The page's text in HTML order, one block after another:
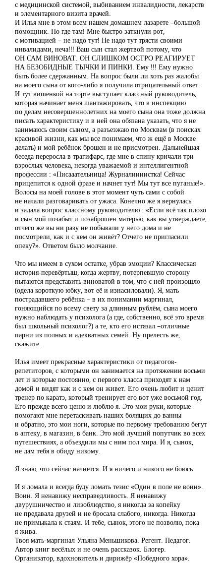
с медицинской системой, выбиванием инвалидности, лекарств
и элементарного визита врачей.
И Илья мне в этом всем нашем домашнем лазарете –большой
помощник. Но где там! Мне быстро заткнули рот,
с мотивацией – не надо тут! Не надо тут трясти своими
инвалидами, неча!!! Ваш сын стал жертвой потому, что
ОН САМ ВИНОВАТ. ОН СЛИШКОМ ОСТРО РЕАГИРУЕТ
НА БЕЗОБИДНЫЕ ТЫЧКИ И ПИНКИ. Ему !!! Ему нужно
быть более сдержанным. На вопрос были ли хоть раз жалобы
на моего сына от кого-либо я получила отрицательный ответ.
И тут вишенкой на торте выступает классный руководитель,
которая начинает меня шантажировать, что в инспекцию
по делам несовершеннолетних на моего сына она тоже должна
писать характеристику и в ней она обязана указать, что я не
занимаюсь своим сыном, а разъезжаю по Москвам (в поисках
красивой жизни, как мы все понимаем, что ж ещё в Москве
делать) и мой ребёнок брошен и не присмотрен. Дальнейшая
беседа переросла в трагифарс, где мне в спину кричали три
взрослых человека, некогда уважаемой и интеллигентной
профессии : «Писааательница! Журналиииистка! Сейчас
прицепится к одной фразе и начнет тут! Мы тут все пуганые!».
Волосы на моей голове в этот момент чуть сами с собой
не начали разговаривать от ужаса. Конечно же я вернулась
и задала вопрос классному руководителю : «Если всё так плохо
и сын мой позабыт и позаброшен матерью, как вы утверждаете,
отчего же вы ни разу не побывали у него дома и не
посмотрели, как и с кем он живёт? Отчего не пригласили
опеку?». Ответом было молчание.
Что мы имеем в сухом остатке, убрав эмоции? Классическая
история-перевёртыш, когда жертву, потерпевшую сторону
пытаются представить виноватой в том, что с ней произошло
(одела короткую юбку, вот её и изнасиловали). Я, мать
пострадавшего ребёнка – в их понимании маргинал,
гоняющийся по всему свету за длинным рублём, сына моего
нужно наблюдать у психолога (а где, собственно, всё это время
был школьный психолог?) а те, кто его истязал –отличные
парни из полных и адекватных семей. Ну прелесть же,
скажите.
Илья имеет прекрасные характеристики от педагогов-
репетиторов, с которыми он занимается на протяжении восьми
лет и которые постоянно, с первого класса приходят к нам
домой и видят как и с кем он живет. Его очень любит и ценит
тренер по каратэ, который тренирует его вот уже восьмой год.
Его прежде всего ценю и люблю я. Это мои руки, которые
помогают мне перетаскивать наших болящих до ванны
и обратно, это мои ноги, которые по первому требованию бегут
в аптеку, в магазин, в банк. Это мой лучший попутчик во всех
путешествиях, а объездили мы с ним пол мира. И я, сынок,
не дам тебя в обиду никому.
Я знаю, что сейчас начнется. И я ничего и никого не боюсь.
И я ломала и всегда буду ломать тезис «Один в поле не воин».
Воин. Я ненавижу несправедливость. Я ненавижу
двурушничество и лизоблюдство, я никогда за копейку
не предавала друзей и не бросала слабого, никогда. Никогда
не примыкала к стаям. И тебе, сынок, этого не позволю, пока
я жива.
Твоя мать-маргинал Ульяна Меньшикова. Регент. Педагог.
Автор книг весёлых и не очень рассказок. Блогер.
Организатор, вдохновитель и дирижёр «Победного хора».